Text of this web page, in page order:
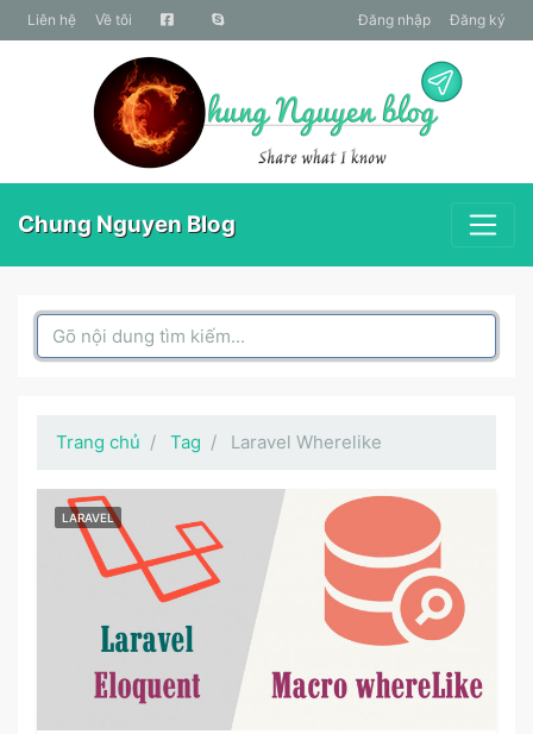
liên hệ Về tôi Đăng nhập Đăng ký
Chung Nguyen Blog
Search Box
Trang chủ Tag Laravel Wherelike
LARAVEL